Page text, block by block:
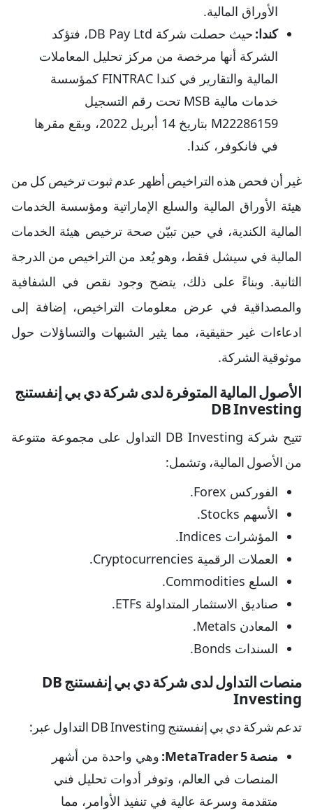
الأوراق المالية.
كندا:
حيث حصلت شركة DB Pay Ltd، فتؤكد
الشركة أنها مرخصة من مركز تحليل المعاملات
المالية والتقارير في كندا FINTRAC كمؤسسة
خدمات مالية MSB تحت رقم التسجيل
M22286159 بتاريخ 14 أبريل 2022، ويقع مقرها
في فانكوفر، كندا.
غير أن فحص هذه التراخيص أظهر عدم ثبوت ترخيص كل من
هيئة الأوراق المالية والسلع الإماراتية ومؤسسة الخدمات
المالية الكندية، في حين تبيّن صحة ترخيص هيئة الخدمات
المالية في سيشل فقط، وهو يُعد من التراخيص من الدرجة
الثانية. وبناءً على ذلك، يتضح وجود نقص في الشفافية
والمصداقية في عرض معلومات التراخيص، إضافة إلى
ادعاءات غير حقيقية، مما يثير الشبهات والتساؤلات حول
موثوقية الشركة.
الأصول المالية المتوفرة لدى شركة دي بي إنفستنج
DB Investing
تتيح شركة DB Investing التداول على مجموعة متنوعة
من الأصول المالية، وتشمل:
الفوركس Forex.
الأسهم Stocks.
المؤشرات Indices.
العملات الرقمية Cryptocurrencies.
السلع Commodities.
صناديق الاستثمار المتداولة ETFs.
المعادن Metals.
السندات Bonds.
منصات التداول لدى شركة دي بي إنفستنج DB
Investing
تدعم شركة دي بي إنفستنج DB Investing التداول عبر:
منصة MetaTrader 5:
وهي واحدة من أشهر
المنصات في العالم، وتوفر أدوات تحليل فني
متقدمة وسرعة عالية في تنفيذ الأوامر، مما